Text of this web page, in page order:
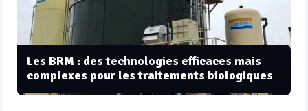
Les BRM : des technologies efficaces mais
complexes pour les traitements biologiques